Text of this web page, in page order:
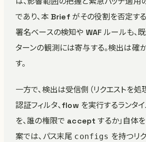
であり、本 Brief がその役割を否定す
署名ベースの検知や WAF ルールも、
ターンの観測には寄与する。検出は確
す。
一方で、検出は受信側（リクエストを
認証フィルタ、flow を実行するランタイ
を、誰の権限で accept するか」自体
案では、パス末尾 configs を持つリ